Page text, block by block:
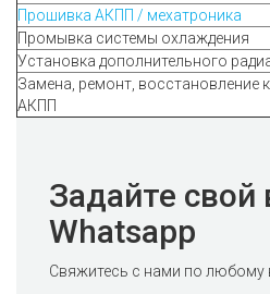
Прошивка АКПП / мехатроника
Промывка системы охлаждения
Установка дополнительного
Замена, ремонт, восстановление
АКПП
Задайте свой
Whatsapp
Свяжитесь с нами по любому